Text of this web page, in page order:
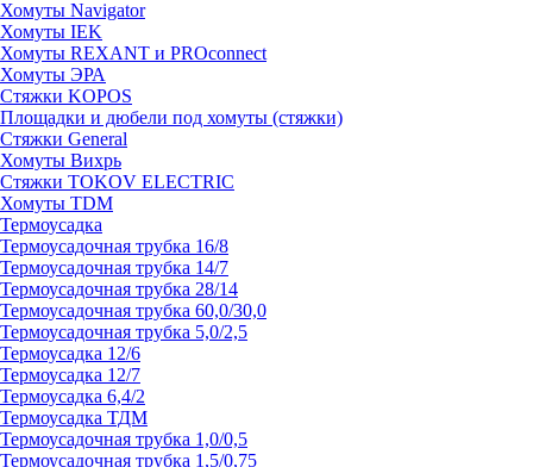
Хомуты Navigator
Хомуты IEK
Хомуты REXANT и PROconnect
Хомуты ЭРА
Стяжки KOPOS
Площадки и дюбели под хомуты (стяжки)
Стяжки General
Хомуты Вихрь
Стяжки TOKOV ELECTRIC
Хомуты TDM
Термоусадка
Термоусадочная трубка 16/8
Термоусадочная трубка 14/7
Термоусадочная трубка 28/14
Термоусадочная трубка 60,0/30,0
Термоусадочная трубка 5,0/2,5
Термоусадка 12/6
Термоусадка 12/7
Термоусадка 6,4/2
Термоусадка ТДМ
Термоусадочная трубка 1,0/0,5
Термоусадочная трубка 1,5/0,75